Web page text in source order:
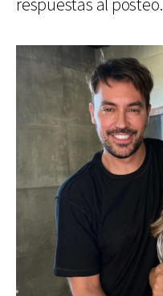
respuestas al posteo.